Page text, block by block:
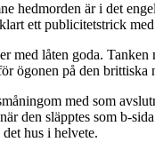
hedmorden är i det
ett publicitetstrick
med låten goda.
ögonen på den
med som
den släpptes som b-
hus i helvete.